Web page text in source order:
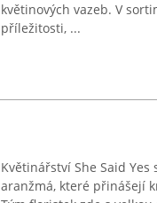
květinových vazeb. V
příležitosti, ...
Květinářství She Said
aranžmá, které přinášejí